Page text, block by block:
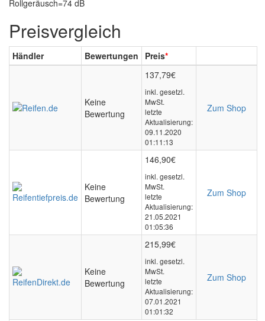
Rollgeräusch=74 dB
Preisvergleich
Händler Bewertungen Preis*
Keine
Bewertung
137,79€
inkl. gesetzl.
MwSt.
letzte
Aktualisierung:
09.11.2020
01:11:13
Zum Shop
Keine
Bewertung
146,90€
inkl. gesetzl.
MwSt.
letzte
Aktualisierung:
21.05.2021
01:05:36
Zum Shop
Keine
Bewertung
215,99€
inkl. gesetzl.
MwSt.
letzte
Aktualisierung:
07.01.2021
01:01:32
Zum Shop